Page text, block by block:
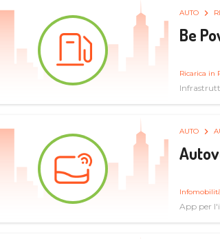
AUTO
Be
Ricarica in
AUTO
App per